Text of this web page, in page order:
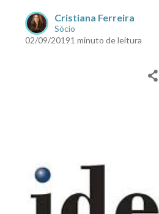
Cristiana Ferreira
Sócio
02/09/20191 minuto de leitura